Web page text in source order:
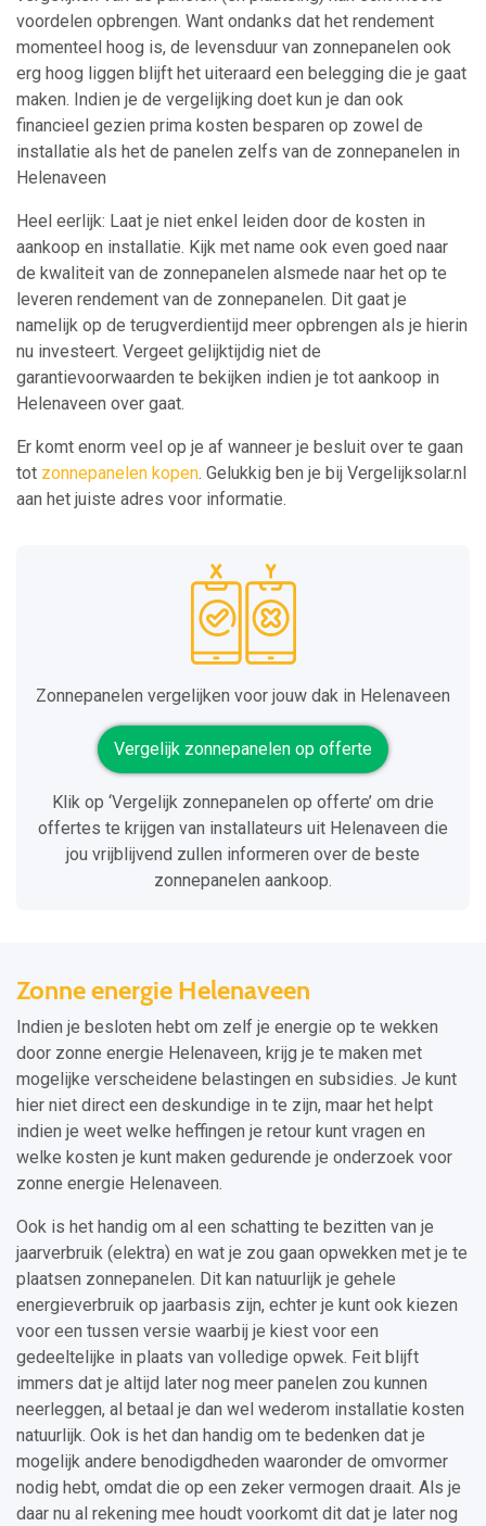
voordelen opbrengen. Want ondanks dat het rendement
momenteel hoog is, de levensduur van zonnepanelen ook
erg hoog liggen blijft het uiteraard een belegging die je gaat
maken. Indien je de vergelijking doet kun je dan ook
financieel gezien prima kosten besparen op zowel de
installatie als het de panelen zelfs van de zonnepanelen in
Helenaveen
Heel eerlijk: Laat je niet enkel leiden door de kosten in
aankoop en installatie. Kijk met name ook even goed naar
de kwaliteit van de zonnepanelen alsmede naar het op te
leveren rendement van de zonnepanelen. Dit gaat je
namelijk op de terugverdientijd meer opbrengen als je hierin
nu investeert. Vergeet gelijktijdig niet de
garantievoorwaarden te bekijken indien je tot aankoop in
Helenaveen over gaat.
Er komt enorm veel op je af wanneer je besluit over te gaan
tot zonnepanelen kopen. Gelukkig ben je bij Vergelijksolar.nl
aan het juiste adres voor informatie.
Zonnepanelen vergelijken voor jouw dak in Helenaveen
Vergelijk zonnepanelen op offerte
Klik op ‘Vergelijk zonnepanelen op offerte’ om drie
offertes te krijgen van installateurs uit Helenaveen die
jou vrijblijvend zullen informeren over de beste
zonnepanelen aankoop.
Zonne energie Helenaveen
Indien je besloten hebt om zelf je energie op te wekken
door zonne energie Helenaveen, krijg je te maken met
mogelijke verscheidene belastingen en subsidies. Je kunt
hier niet direct een deskundige in te zijn, maar het helpt
indien je weet welke heffingen je retour kunt vragen en
welke kosten je kunt maken gedurende je onderzoek voor
zonne energie Helenaveen.
Ook is het handig om al een schatting te bezitten van je
jaarverbruik (elektra) en wat je zou gaan opwekken met je te
plaatsen zonnepanelen. Dit kan natuurlijk je gehele
energieverbruik op jaarbasis zijn, echter je kunt ook kiezen
voor een tussen versie waarbij je kiest voor een
gedeeltelijke in plaats van volledige opwek. Feit blijft
immers dat je altijd later nog meer panelen zou kunnen
neerleggen, al betaal je dan wel wederom installatie kosten
natuurlijk. Ook is het dan handig om te bedenken dat je
mogelijk andere benodigdheden waaronder de omvormer
nodig hebt, omdat die op een zeker vermogen draait. Als je
daar nu al rekening mee houdt voorkomt dit dat je later nog